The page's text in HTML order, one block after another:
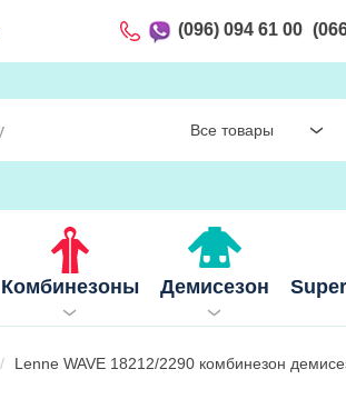
(096) 094 61 00
Все товары
Комбинезоны Демисезон
Lenne WAVE 18212/2290 комбинезон